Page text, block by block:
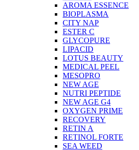
AROMA ESSENCE
BIOPLASMA
CITY NAP
ESTER C
GLYCOPURE
LIPACID
LOTUS BEAUTY
MEDICAL PEEL
MESOPRO
NEW AGE
NUTRI PEPTIDE
NEW AGE G4
OXYGEN PRIME
RECOVERY
RETIN A
RETINOL FORTE
SEA WEED